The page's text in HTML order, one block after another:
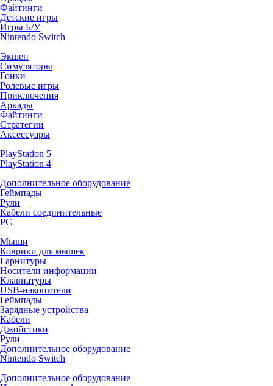
Файтинги
Детские игры
Игры Б/У
Nintendo Switch
Экшен
Симуляторы
Гонки
Ролевые игры
Приключения
Аркады
Файтинги
Стратегии
Аксессуары
PlayStation 5
PlayStation 4
Дополнительное оборудование
Геймпады
Рули
Кабели соединительные
PC
Мыши
Коврики для мышек
Гарнитуры
Носители информации
Клавиатуры
USB-накопители
Геймпады
Зарядные устройства
Кабели
Джойстики
Рули
Дополнительное оборудование
Nintendo Switch
Дополнительное оборудование